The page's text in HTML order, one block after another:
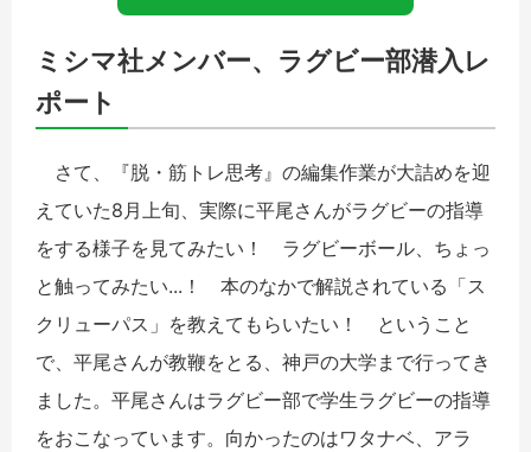
ミシマ社メンバー、ラグビー部潜入レ
ポート
さて、『脱・筋トレ思考』の編集作業が大詰めを迎
えていた8月上旬、実際に平尾さんがラグビーの指導
をする様子を見てみたい！ ラグビーボール、ちょっ
と触ってみたい...！ 本のなかで解説されている「ス
クリューパス」を教えてもらいたい！ ということ
で、平尾さんが教鞭をとる、神戸の大学まで行ってき
ました。平尾さんはラグビー部で学生ラグビーの指導
をおこなっています。向かったのはワタナベ、アラ